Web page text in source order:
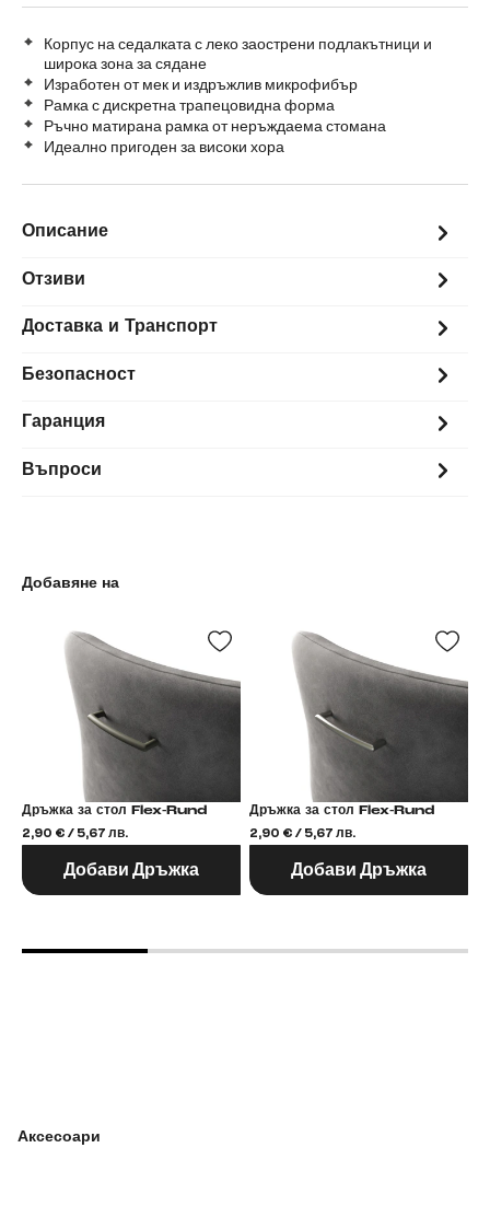
Корпус на седалката с леко заострени подлакътници и
широка зона за сядане
Изработен от мек и издръжлив микрофибър
Рамка с дискретна трапецовидна форма
Ръчно матирана рамка от неръждаема стомана
Идеално пригоден за високи хора
Описание
Отзиви
Доставка и Транспорт
Безопасност
Гаранция
Въпроси
Добавяне на
Дръжка за стол Flex-Rund
2,90 € / 5,67 лв.
Добави Дръжка
Дръжка за стол Flex-Rund
2,90 € / 5,67 лв.
Добави Дръжка
Аксесоари